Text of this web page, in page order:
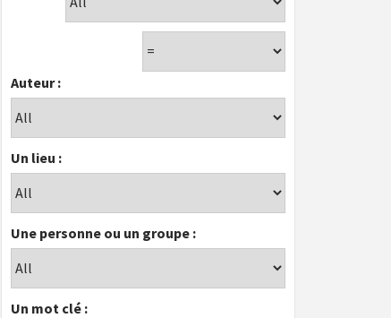
Auteur :
Un lieu :
Une personne ou un groupe :
Un mot clé :